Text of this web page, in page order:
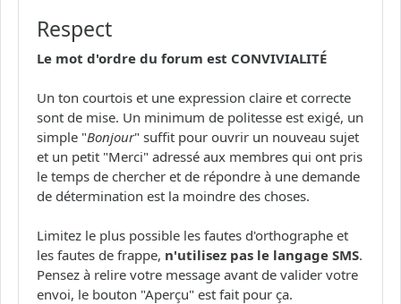
Respect
Le mot d'ordre du forum est CONVIVIALITÉ
Un ton courtois et une expression claire et correcte
sont de mise. Un minimum de politesse est exigé, un
simple "Bonjour" suffit pour ouvrir un nouveau sujet
et un petit "Merci" adressé aux membres qui ont pris
le temps de chercher et de répondre à une demande
de détermination est la moindre des choses.
Limitez le plus possible les fautes d'orthographe et
les fautes de frappe, n'utilisez pas le langage SMS.
Pensez à relire votre message avant de valider votre
envoi, le bouton "Aperçu" est fait pour ça.